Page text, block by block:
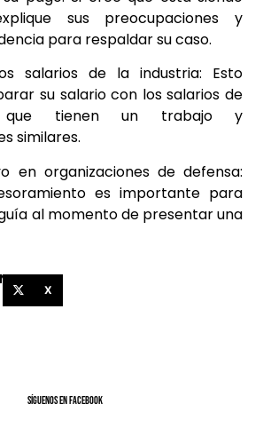
sus preocupaciones y
para respaldar su caso.
salarios de la industria: Esto
su salario con los salarios de
que tienen un trabajo y
similares.
en organizaciones de defensa:
es importante para
al momento de presentar una
X
SíGUENOS EN FACEBOOK